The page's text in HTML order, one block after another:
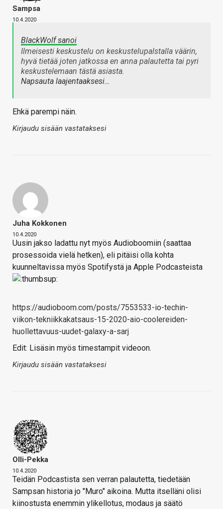
Sampsa
10.4.2020
BlackWolf sanoi
Ilmeisesti keskustelu on keskustelupalstalla väärin,
hyvä tietää joten jatkossa en anna palautetta tai pyri
keskustelemaan tästä asiasta.
Napsauta laajentaaksesi…
Ehkä parempi näin.
Kirjaudu sisään vastataksesi
Juha Kokkonen
10.4.2020
Uusin jakso ladattu nyt myös Audioboomiin (saattaa
prosessoida vielä hetken), eli pitäisi olla kohta
kuunneltavissa myös Spotifystä ja Apple Podcasteista
https://audioboom.com/posts/7553533-io-techin-
viikon-tekniikkakatsaus-15-2020-aio-coolereiden-
huollettavuus-uudet-galaxy-a-sarj
Edit: Lisäsin myös timestampit videoon.
Kirjaudu sisään vastataksesi
Olli-Pekka
10.4.2020
Teidän Podcastista sen verran palautetta, tiedetään
Sampsan historia jo "Muro" aikoina. Mutta itselläni olisi
kiinostusta enemmin ylikellotus, modaus ja säätö